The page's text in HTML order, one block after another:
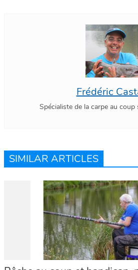
Frédéric
Spécialiste de la carpe au
SIMILAR ARTICLES